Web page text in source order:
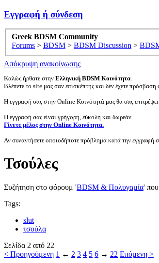
Εγγραφή ή σύνδεση
Greek BDSM Community
Forums > BDSM > BDSM Discussion >
Απόκρυψη ανακοίνωσης
Καλώς ήρθατε στην Ελληνική BDSM Κοινότητα.
Βλέπετε το site μας σαν επισκέπτης και δεν έχετε πρόσβαση
Η εγγραφή σας στην Online Κοινότητά μας θα σας
Η εγγραφή σας είναι γρήγορη, εύκολη και δωρεάν.
Γίνετε μέλος στην Online Κοινότητα.
Αν συναντήσετε οποιοδήποτε πρόβλημα κατά την εγγραφή
Τσούλες
Συζήτηση στο φόρουμ 'BDSM & Πολυγαμία'
Tags:
slut
τσούλα
Σελίδα 2 από 22
< Προηγούμενη 1 ← 2 3 4 5 6 → 22 Επόμενη >